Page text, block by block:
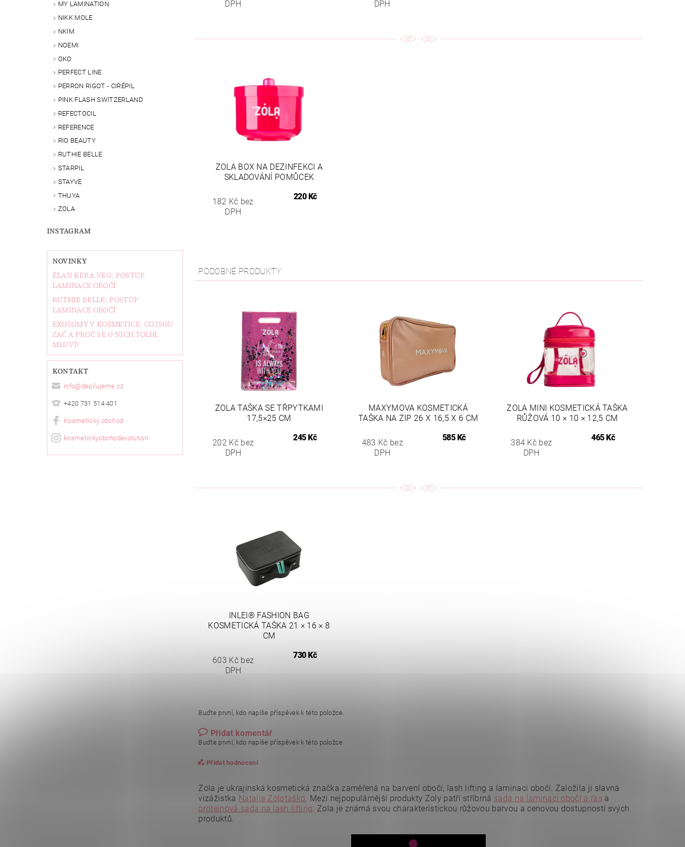
MY LAMINATION
NIKK MOLE
NKIM
NOEMI
OKO
PERFECT LINE
PERRON RIGOT - CIRÉPIL
PINK FLASH SWITZERLAND
REFECTOCIL
REFERENCE
RIO BEAUTY
RUTHIE BELLE
STARPIL
STAYVE
THUYA
ZOLA
INSTAGRAM
NOVINKY
ÉLAN KERA VEG: POSTUP
LAMINACE OBOČÍ
RUTHIE BELLE: POSTUP
LAMINACE OBOČÍ
EXOSOMY V KOSMETICE: CO JSOU
ZAČ A PROČ SE O NICH TOLIK
MLUVÍ?
KONTAKT
info@depilujeme.cz
+420 731 514 401
Kosmetický obchod
kosmetickyobchodevolution
DPH
DPH
ZOLA BOX NA DEZINFEKCI A
SKLADOVÁNÍ POMŮCEK
182 Kč bez
DPH
220 Kč
PODOBNÉ PRODUKTY
ZOLA TAŠKA SE TŘPYTKAMI
17,5×25 CM
202 Kč bez
DPH
245 Kč
MAXYMOVA KOSMETICKÁ
TAŠKA NA ZIP 26 X 16,5 X 6 CM
483 Kč bez
DPH
585 Kč
ZOLA MINI KOSMETICKÁ TAŠKA
RŮŽOVÁ 10 × 10 × 12,5 CM
384 Kč bez
DPH
465 Kč
INLEI® FASHION BAG
KOSMETICKÁ TAŠKA 21 × 16 × 8
CM
603 Kč bez
DPH
730 Kč
Buďte první, kdo napíše příspěvek k této položce.
Přidat komentář
Buďte první, kdo napíše příspěvek k této položce.
Přidat hodnocení
Zola je ukrajinská kosmetická značka zaměřená na barvení obočí, lash lifting a laminaci obočí. Založila ji slavná
vizážistka Natalia Zolotaško. Mezi nejpopulárnější produkty Zoly patří stříbrná sada na laminaci obočí a řas a
proteinová sada na lash lifting. Zola je známá svou charakteristickou růžovou barvou a cenovou dostupností svých
produktů.